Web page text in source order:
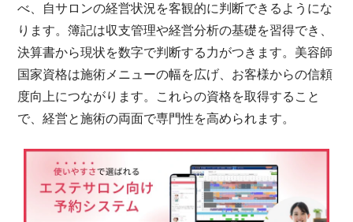
べ、自サロンの経営状況を客観的に判断できるようにな
ります。簿記は収支管理や経営分析の基礎を習得でき、
決算書から現状を数字で判断する力がつきます。美容師
国家資格は施術メニューの幅を広げ、お客様からの信頼
度向上につながります。これらの資格を取得すること
で、経営と施術の両面で専門性を高められます。